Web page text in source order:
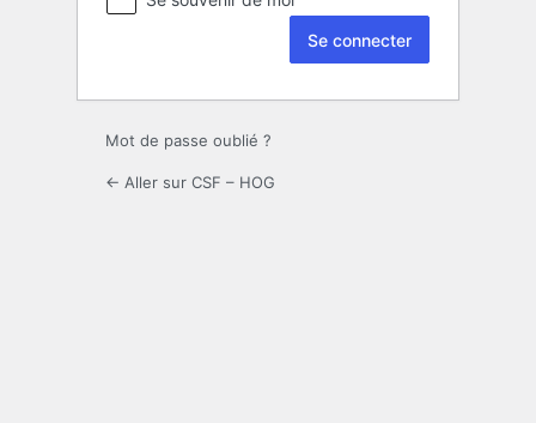
Mot de passe oublié ?
← Aller sur CSF – HOG